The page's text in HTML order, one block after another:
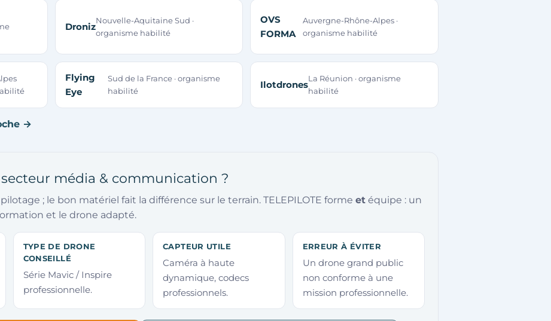
Droniz
Nouvelle-Aquitaine Sud ·
organisme habilité
OVS
FORMA
Auvergne-Rhône-Alpes ·
organisme habilité
Flying
Eye
Sud de la France · organisme
habilité
Ilotdrones
La Réunion · organisme
habilité
→
média & communication ?
; le bon matériel fait la différence sur le terrain. TELEPILOTE forme et équipe : un
et le drone adapté.
TYPE DE DRONE
CONSEILLÉ
Série Mavic / Inspire
professionnelle.
CAPTEUR UTILE
Caméra à haute
dynamique, codecs
professionnels.
ERREUR À ÉVITER
Un drone grand public
non conforme à une
mission professionnelle.